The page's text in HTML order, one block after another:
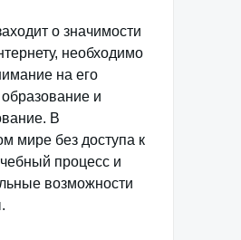
о значимости
необходимо
на его
и
В
мире без доступа к
процесс и
возможности